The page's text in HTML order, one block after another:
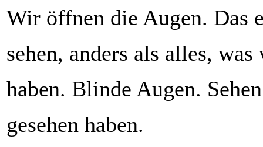
Wir öffnen die Augen. Das
sehen, anders als alles,
haben. Blinde Augen.
gesehen haben.